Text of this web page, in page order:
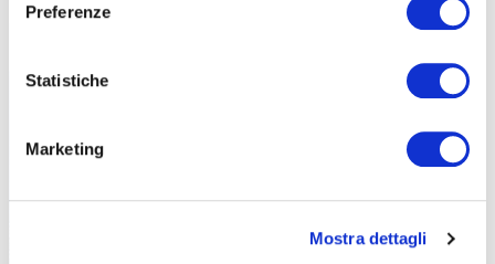
Preferenze
Statistiche
Marketing
Mostra dettagli